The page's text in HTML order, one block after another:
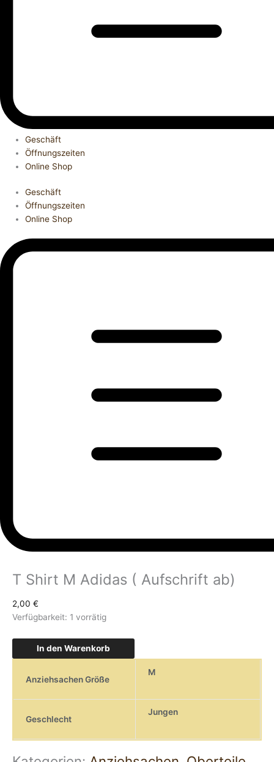
Geschäft
Öffnungszeiten
Online Shop
Geschäft
Öffnungszeiten
Online Shop
T Shirt M Adidas ( Aufschrift ab)
2,00 €
Verfügbarkeit: 1 vorrätig
In den Warenkorb
Anziehsachen Größe
M
Geschlecht
Jungen